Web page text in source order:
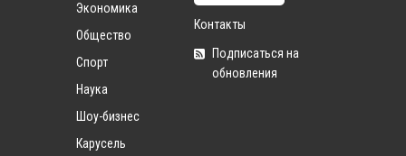
Экономика
Общество
Спорт
Наука
Шоу-бизнес
Карусель
Контакты
Подписаться на
обновления